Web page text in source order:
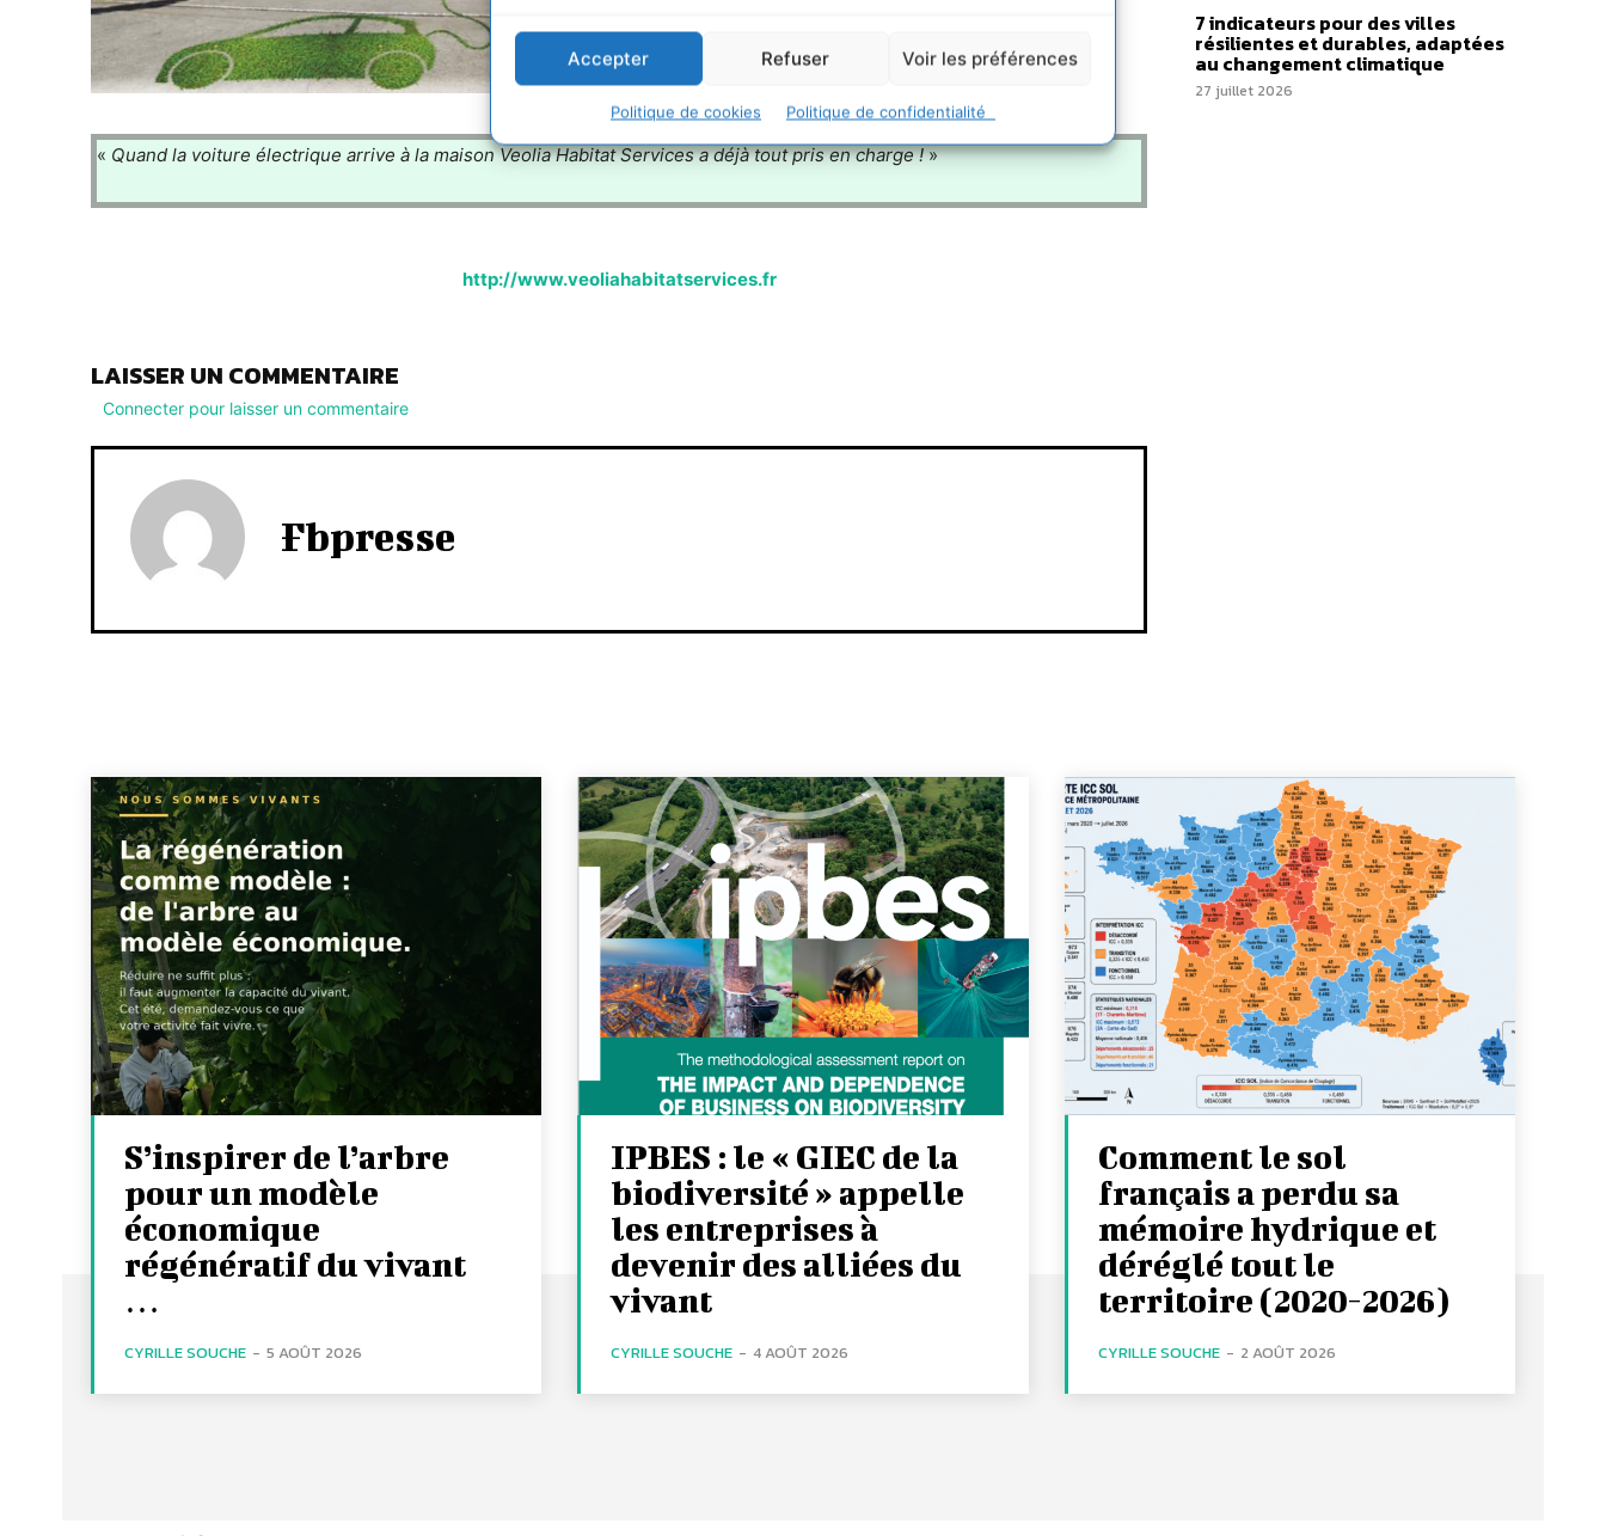
Accepter Refuser Voir les préférences
Politique de cookies Politique de confidentialité
« Quand la voiture électrique arrive à la maison Veolia Habitat Services a déjà tout pris en charge !»
http://www.veoliahabitatservices.fr
LAISSER UN COMMENTAIRE
Connecter pour laisser un commentaire
Fbpresse
7 indicateurs pour des villes
résilientes et durables, adaptées
au changement climatique
27 juillet 2026
S’inspirer de l’arbre
pour un modèle
économique
régénératif du vivant
…
CYRILLE SOUCHE - 5 AOÛT 2026
IPBES : le « GIEC de la
biodiversité » appelle
les entreprises à
devenir des alliées du
vivant
CYRILLE SOUCHE - 4 AOÛT 2026
Comment le sol
français a perdu sa
mémoire hydrique et
déréglé tout le
territoire (2020-2026)
CYRILLE SOUCHE - 2 AOÛT 2026